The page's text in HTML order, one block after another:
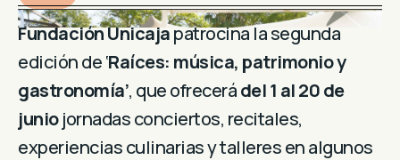
Fundación Unicajapatrocina la segunda
edición de ‘Raíces: música, patrimonio y
gastronomía’, que ofrecerádel 1 al 20 de
juniojornadas conciertos, recitales,
experiencias culinarias y talleres en algunos